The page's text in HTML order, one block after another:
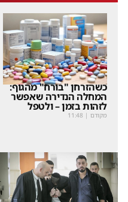
כשהזרחן "בורח" מהגוף:
המחלה הנדירה שאפשר
לזהות בזמן – ולטפל
מקודם |
11:48